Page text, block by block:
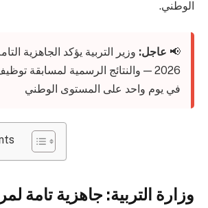
الوطني.
📢 عاجل: وزير التربية يؤكد الجاهزية
2026 — والنتائج الرسمية لمسابقة
في يوم واحد على المستوى الوطني
وزارة التربية: جاهزية تامة